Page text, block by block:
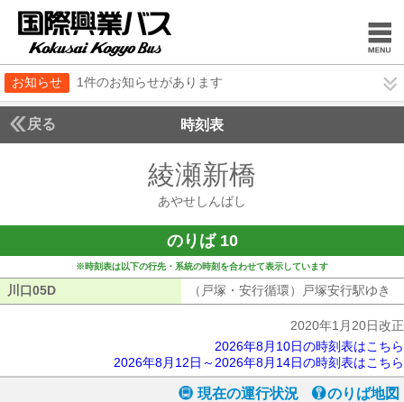
お知らせ 1件のお知らせがあります
戻る 時刻表
綾瀬新橋
あやせしんばし
のりば 10
※時刻表は以下の行先・系統の時刻を合わせて表示しています
川口05D （戸塚・安行循環）戸塚安行駅ゆき
2020年1月20日改正
2026年8月10日の時刻表はこちら
2026年8月12日～2026年8月14日の時刻表はこちら
現在の運行状況 のりば地図